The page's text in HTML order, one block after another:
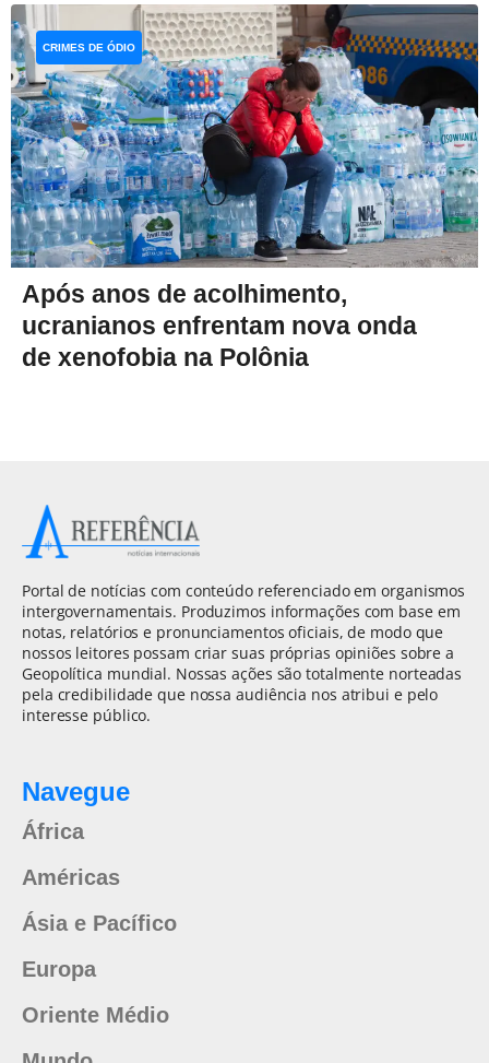
Após anos de acolhimento,
ucranianos enfrentam nova onda
de xenofobia na Polônia
CRIMES DE ÓDIO
Portal de notícias com conteúdo referenciado em organismos
intergovernamentais. Produzimos informações com base em
notas, relatórios e pronunciamentos oficiais, de modo que
nossos leitores possam criar suas próprias opiniões sobre a
Geopolítica mundial. Nossas ações são totalmente norteadas
pela credibilidade que nossa audiência nos atribui e pelo
interesse público.
Navegue
África
Américas
Ásia e Pacífico
Europa
Oriente Médio